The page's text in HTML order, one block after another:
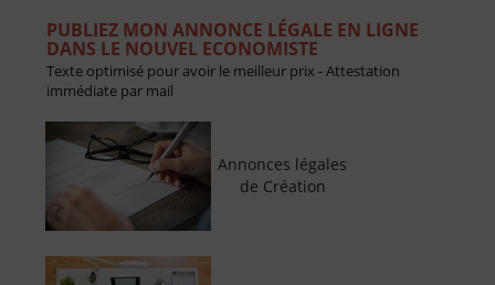
PUBLIEZ MON ANNONCE LÉGALE EN LIGNE
DANS LE NOUVEL ECONOMISTE
Texte optimisé pour avoir le meilleur prix - Attestation
immédiate par mail
Annonces légales
de Création